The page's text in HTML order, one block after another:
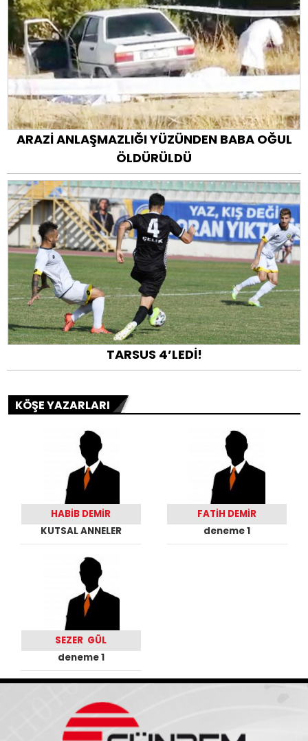
ARAZİ ANLAŞMAZLIĞI YÜZÜNDEN BABA OĞUL
ÖLDÜRÜLDÜ
TARSUS 4’LEDİ!
KÖŞE YAZARLARI
HABİB DEMİR
KUTSAL ANNELER
FATİH DEMİR
deneme 1
SEZER GÜL
deneme 1